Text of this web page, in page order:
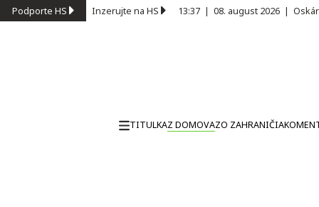
Podporte HS Inzerujte na HS 13:37 | 08. august 2026 | Oskár
TITULKAZ DOMOVAZO ZAHRANIČIA